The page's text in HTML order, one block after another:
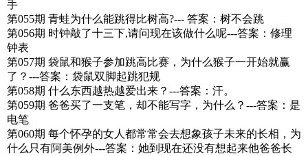
手
第055期 青蛙为什么能跳得比树高?--- 答案：树不会跳
第056期 时钟敲了十三下,请问现在该做什么呢---答案：修理
钟表
第057期 袋鼠和猴子参加跳高比赛，为什么猴子一开始就赢
了？---答案：袋鼠双脚起跳犯规
第058期 什么东西越热越爱出来？---答案：汗。
第059期 爸爸买了一支笔，却不能写字，为什么？---答案：是
电笔
第060期 每个怀孕的女人都常常会去想象孩子未来的长相，为
什么只有阿美例外---答案：她到现在还没有想起来他爸爸长